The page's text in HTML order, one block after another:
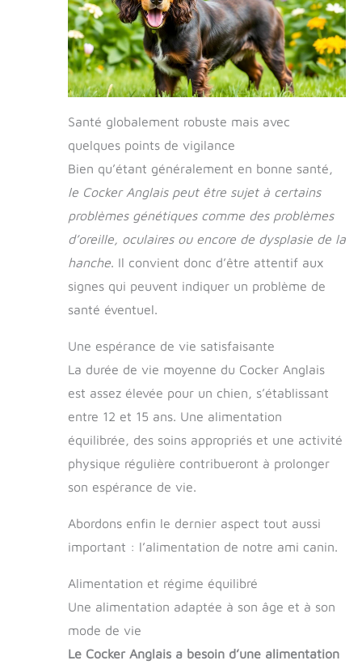
Santé globalement robuste mais avec
quelques points de vigilance
Bien qu’étant généralement en bonne santé,
le Cocker Anglais peut être sujet à certains
problèmes génétiques comme des problèmes
d’oreille, oculaires ou encore de dysplasie de la
hanche. Il convient donc d’être attentif aux
signes qui peuvent indiquer un problème de
santé éventuel.
Une espérance de vie satisfaisante
La durée de vie moyenne du Cocker Anglais
est assez élevée pour un chien, s’établissant
entre 12 et 15 ans. Une alimentation
équilibrée, des soins appropriés et une activité
physique régulière contribueront à prolonger
son espérance de vie.
Abordons enfin le dernier aspect tout aussi
important : l’alimentation de notre ami canin.
Alimentation et régime équilibré
Une alimentation adaptée à son âge et à son
mode de vie
Le Cocker Anglais a besoin d’une alimentation